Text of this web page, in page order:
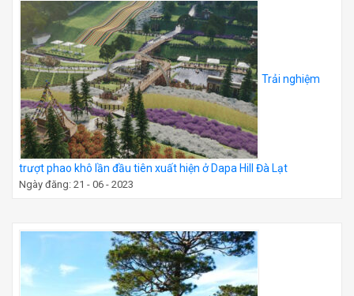
Trải nghiệm
trượt phao khô lần đầu tiên xuất hiện ở Dapa Hill Đà Lạt
Ngày đăng: 21 - 06 - 2023